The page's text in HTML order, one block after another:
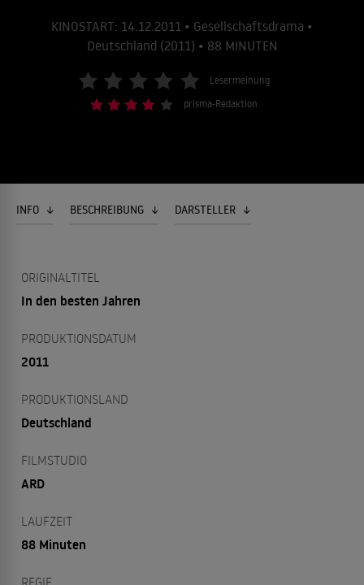
KINOSTART: 14.12.2011 • Gesellschaftsdrama •
Deutschland (2011) • 88 MINUTEN
Lesermeinung
prisma-Redaktion
INFO BESCHREIBUNG DARSTELLER
ORIGINALTITEL
In den besten Jahren
PRODUKTIONSDATUM
2011
PRODUKTIONSLAND
Deutschland
FILMSTUDIO
ARD
LAUFZEIT
88 Minuten
REGIE